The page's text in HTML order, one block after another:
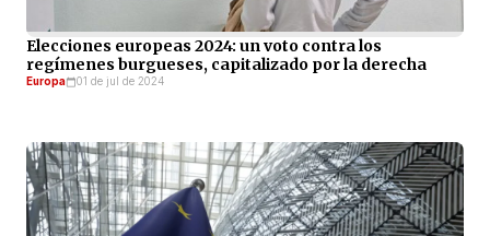
Elecciones europeas 2024: un voto contra los
regímenes burgueses, capitalizado por la derecha
Europa 01 de jul de 2024